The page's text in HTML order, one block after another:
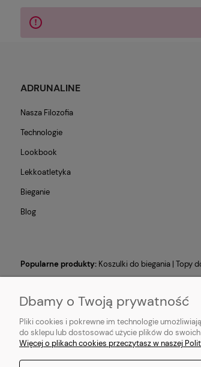
ADRUNALINE
Nasza Filozofia
Technologie
Lookbook
Lekkoatletyka
Bieganie
Blog
Popularne produkty: Koszulki do biegania | Topy
Dbamy o Twoją prywatność
Pliki cookies i pokrewne im technologie
do sklepu lub dostosować użycie plików do
Więcej o plikach cookies przeczytasz w naszej